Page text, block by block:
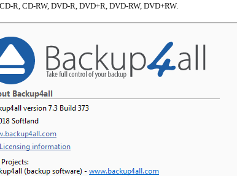
R, CD-RW, DVD-R, DVD+R, DVD-RW, DVD+RW.